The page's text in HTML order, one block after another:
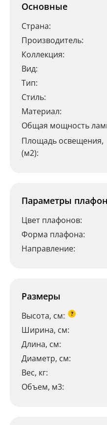
Основные
Страна:
Производитель:
Коллекция:
Вид:
Тип:
Стиль:
Материал:
Общая мощность
Площадь освещения,
(м2):
Параметры
Цвет плафонов:
Форма плафона:
Направление:
Размеры
Высота, см: ?
Ширина, см:
Длина, см:
Диаметр, см:
Вес, кг:
Объем, м3: